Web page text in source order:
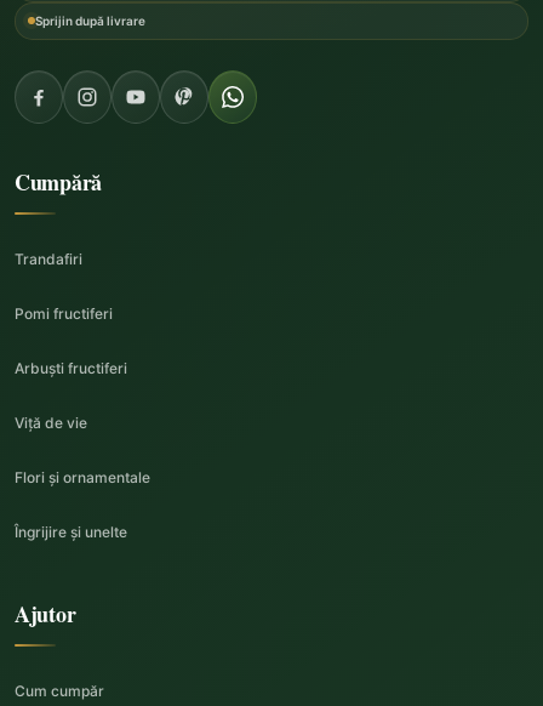
Sprijin după livrare
Cumpără
Trandafiri
Pomi fructiferi
Arbuști fructiferi
Viță de vie
Flori și ornamentale
Îngrijire și unelte
Ajutor
Cum cumpăr